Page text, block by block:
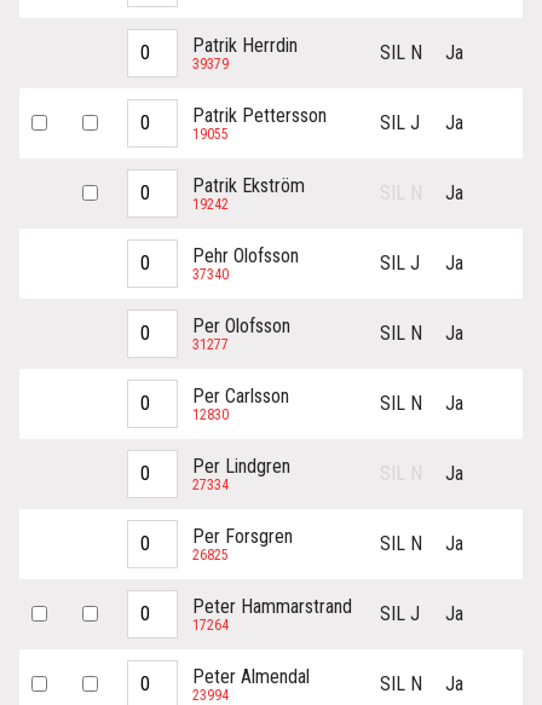
Patrik Herrdin
39379 SIL N Ja
Patrik Pettersson
19055 SIL J Ja
Patrik Ekström
19242 SIL N Ja
Pehr Olofsson
37340 SIL J Ja
Per Olofsson
31277 SIL N Ja
Per Carlsson
12830 SIL N Ja
Per Lindgren
27334 SIL N Ja
Per Forsgren
26825 SIL N Ja
Peter Hammarstrand
17264 SIL J Ja
Peter Almendal
23994 SIL N Ja